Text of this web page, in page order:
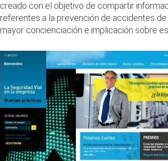
creado con el objetivo de compartir
referentes a la prevención de accidentes
mayor concienciación e implicación sobre